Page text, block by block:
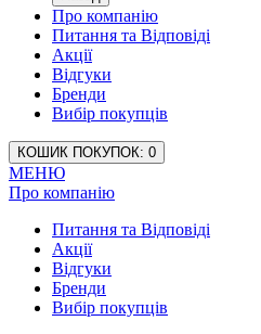
Про компанію
Питання та Відповіді
Акції
Відгуки
Бренди
Вибір покупців
КОШИК ПОКУПОК: 0
МЕНЮ
Про компанію
Питання та Відповіді
Акції
Відгуки
Бренди
Вибір покупців